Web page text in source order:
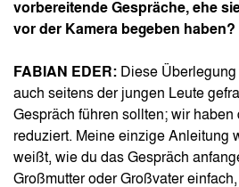
vorbereitende Gespräche, ehe
vor der Kamera begeben haben?
FABIAN EDER: Diese
auch seitens der jungen Leute
Gespräch führen sollten; wir haben
reduziert. Meine einzige Anleitung
weißt, wie du das Gespräch
Großmutter oder Großvater